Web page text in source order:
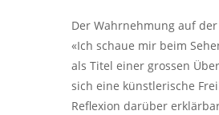
Der Wahrnehmung auf
«Ich schaue mir beim
als Titel einer grossen
sich eine künstlerische
Reflexion darüber